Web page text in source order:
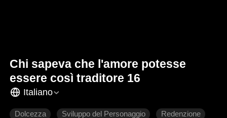
Chi sapeva che l'amore potesse
essere così traditore 16
Italiano
Dolcezza Sviluppo del Personaggio Redenzione